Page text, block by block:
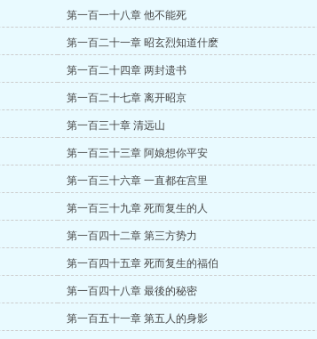
第一百一十八章 他不能死
第一百二十一章 昭玄烈知道什麽
第一百二十四章 两封遗书
第一百二十七章 离开昭京
第一百三十章 清远山
第一百三十三章 阿娘想你平安
第一百三十六章 一直都在宫里
第一百三十九章 死而复生的人
第一百四十二章 第三方势力
第一百四十五章 死而复生的福伯
第一百四十八章 最後的秘密
第一百五十一章 第五人的身影